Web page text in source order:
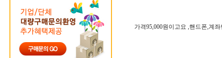
가격95,000원이고요 ,핸드폰,계